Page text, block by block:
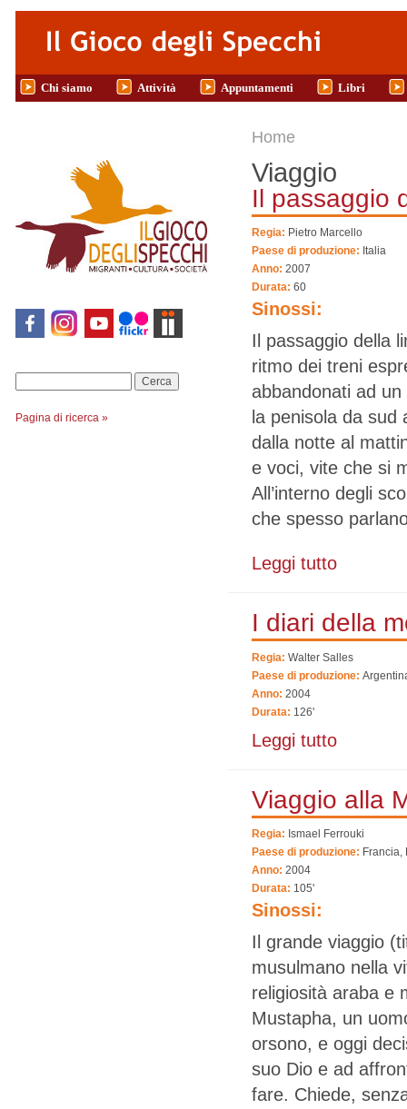
Salta al contenuto principale
Chi siamo Attività Appuntamenti Libri
Pagina di ricerca »
Tu sei qui
Home
Viaggio
Il passaggio
Regia: Pietro Marcello
Paese di produzione: Italia
Anno: 2007
Durata: 60
Sinossi:
Il passaggio della
ritmo dei treni
abbandonati ad
la penisola da
dalla notte al
e voci, vite che si
All’interno degli
che spesso
Leggi tutto
I diari della
Regia: Walter Salles
Paese di produzione:
Anno: 2004
Durata: 126'
Leggi tutto
Viaggio alla
Regia: Ismael Ferrouki
Paese di produzione: Francia,
Anno: 2004
Durata: 105'
Sinossi:
Il grande viaggio
musulmano nella
religiosità araba e
Mustapha, un
orsono, e oggi
suo Dio e ad
fare. Chiede,